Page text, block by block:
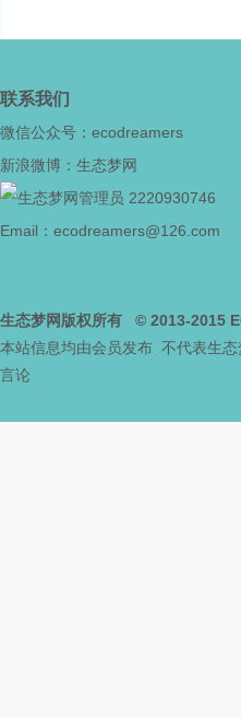
联系我们
微信公众号：ecodreamers
新浪微博：生态梦网
2220930746
Email：ecodreamers@126.com
生态梦网版权所有 © 2013-2015
本站信息均由会员发布 不代表生
言论